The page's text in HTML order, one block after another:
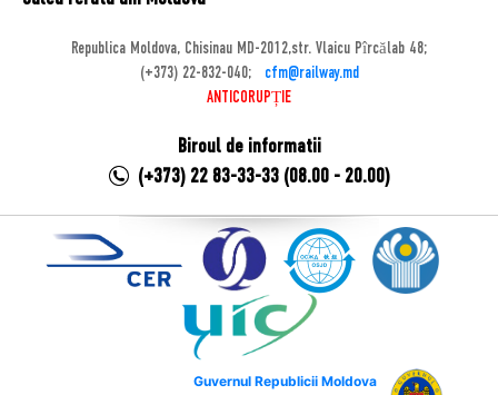
Republica Moldova, Chisinau MD-2012,str. Vlaicu Pîrcălab 48;
(+373) 22-832-040;
cfm@railway.md
ANTICORUPȚIE
Biroul de informatii
(+373) 22 83-33-33 (08.00 - 20.00)
Guvernul Republicii Moldova